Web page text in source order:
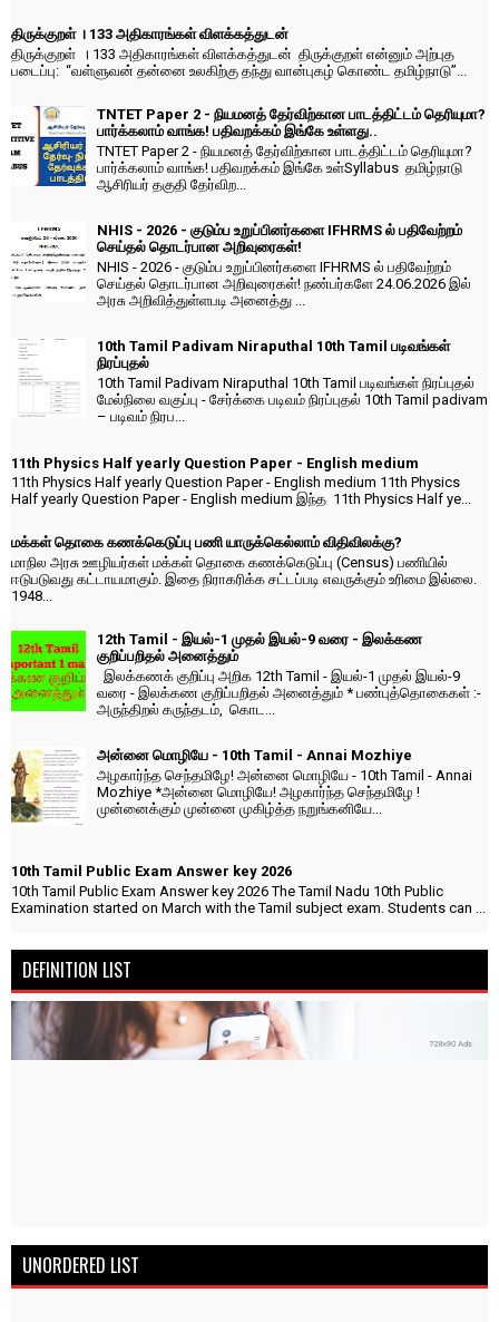
திருக்குறள் । 133 அதிகாரங்கள் விளக்கத்துடன்
திருக்குறள் । 133 அதிகாரங்கள் விளக்கத்துடன் திருக்குறள் என்னும் அற்புத
படைப்பு: “வள்ளுவன் தன்னை உலகிற்கு தந்து வான்புகழ் கொண்ட தமிழ்நாடு”...
TNTET Paper 2 - நியமனத் தேர்விற்கான பாடத்திட்டம் தெரியுமா?
பார்க்கலாம் வாங்க! பதிவறக்கம் இங்கே உள்ளது..
TNTET Paper 2 - நியமனத் தேர்விற்கான பாடத்திட்டம் தெரியுமா?
பார்க்கலாம் வாங்க! பதிவறக்கம் இங்கே உள்Syllabus தமிழ்நாடு
ஆசிரியர் தகுதி தேர்விற...
NHIS - 2026 - குடும்ப உறுப்பினர்களை IFHRMS ல் பதிவேற்றம்
செய்தல் தொடர்பான அறிவுரைகள்!
NHIS - 2026 - குடும்ப உறுப்பினர்களை IFHRMS ல் பதிவேற்றம்
செய்தல் தொடர்பான அறிவுரைகள்! நண்பர்களே 24.06.2026 இல்
அரசு அறிவித்துள்ளபடி அனைத்து ...
10th Tamil Padivam Niraputhal 10th Tamil படிவங்கள்
நிரப்புதல்
10th Tamil Padivam Niraputhal 10th Tamil படிவங்கள் நிரப்புதல்
மேல்நிலை வகுப்பு - சேர்க்கை படிவம் நிரப்புதல் 10th Tamil padivam
– படிவம் நிரப...
11th Physics Half yearly Question Paper - English medium
11th Physics Half yearly Question Paper - English medium 11th Physics
Half yearly Question Paper - English medium இந்த 11th Physics Half ye...
மக்கள் தொகை கணக்கெடுப்பு பணி யாருக்கெல்லாம் விதிவிலக்கு?
மாநில அரசு ஊழியர்கள் மக்கள் தொகை கணக்கெடுப்பு (Census) பணியில்
ஈடுபடுவது கட்டாயமாகும். இதை நிராகரிக்க சட்டப்படி எவருக்கும் உரிமை இல்லை.
1948...
12th Tamil - இயல்-1 முதல் இயல்-9 வரை - இலக்கண
குறிப்பறிதல் அனைத்தும்
இலக்கணக் குறிப்பு அறிக 12th Tamil - இயல்-1 முதல் இயல்-9
வரை - இலக்கண குறிப்பறிதல் அனைத்தும் * பண்புத்தொகைகள் :-
அருந்திறல் கருந்தடம், கொட...
அன்னை மொழியே - 10th Tamil - Annai Mozhiye
அழகார்ந்த செந்தமிழே! அன்னை மொழியே - 10th Tamil - Annai
Mozhiye *அன்னை மொழியே! அழகார்ந்த செந்தமிழே !
முன்னைக்கும் முன்னை முகிழ்த்த நறுங்கனியே...
10th Tamil Public Exam Answer key 2026
10th Tamil Public Exam Answer key 2026 The Tamil Nadu 10th Public
Examination started on March with the Tamil subject exam. Students can ...
DEFINITION LIST
UNORDERED LIST